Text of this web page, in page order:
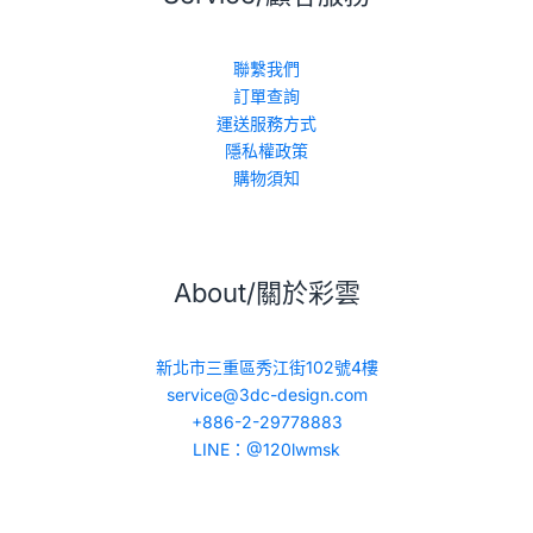
聯繫我們
訂單查詢
運送服務方式
隱私權政策
購物須知
About/關於彩雲
新北市三重區秀江街102號4樓
service@3dc-design.com
+886-2-29778883
LINE：@120lwmsk